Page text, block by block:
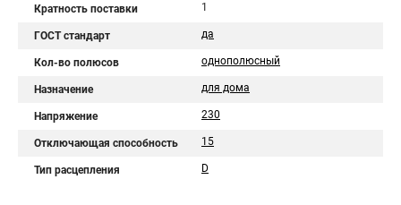
Кратность поставки 1
ГОСТ стандарт да
Кол-во полюсов однополюсный
Назначение для дома
Напряжение 230
Отключающая способность 15
Тип расцепления D